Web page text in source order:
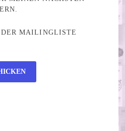
MAILINGLISTE